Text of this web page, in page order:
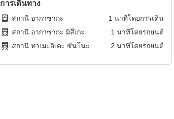
การเดินทาง
สถานี อากาซากะ 1 นาทีโดยการเดิน
สถานี อากาซากะ มิสึเกะ
1 นาทีโดยรถยนต์
สถานี ทาเมะอิเคะ ซันโนะ
2 นาทีโดยรถยนต์